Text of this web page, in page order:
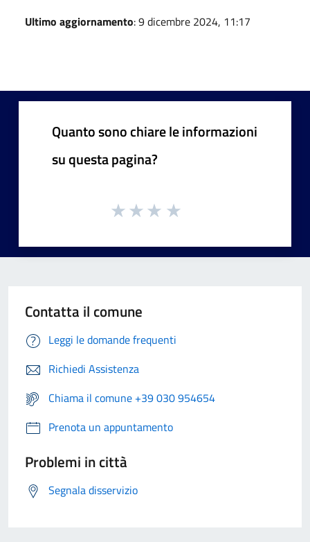
Ultimo aggiornamento: 9 dicembre 2024, 11:17
Quanto sono chiare le informazioni
su questa pagina?
Contatta il comune
Leggi le domande frequenti
Richiedi Assistenza
Chiama il comune +39 030 954654
Prenota un appuntamento
Problemi in città
Segnala disservizio